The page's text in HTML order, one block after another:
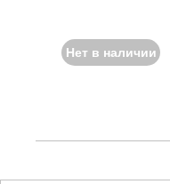
Нет в наличии